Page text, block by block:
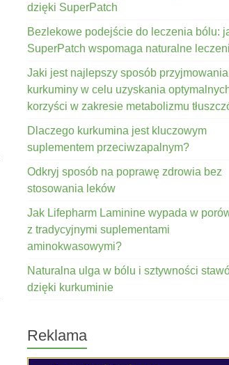
dzięki SuperPatch
Bezlekowe podejście do leczenia bólu:
SuperPatch wspomaga naturalne
Jaki jest najlepszy sposób przyjmowania
kurkuminy w celu uzyskania
korzyści w zakresie metabolizmu
Dlaczego kurkumina jest kluczowym
suplementem przeciwzapalnym?
Odkryj sposób na poprawę zdrowia bez
stosowania leków
Jak Lifepharm Laminine wypada w
z tradycyjnymi suplementami
aminokwasowymi?
Naturalna ulga w bólu i sztywności
dzięki kurkuminie
Reklama